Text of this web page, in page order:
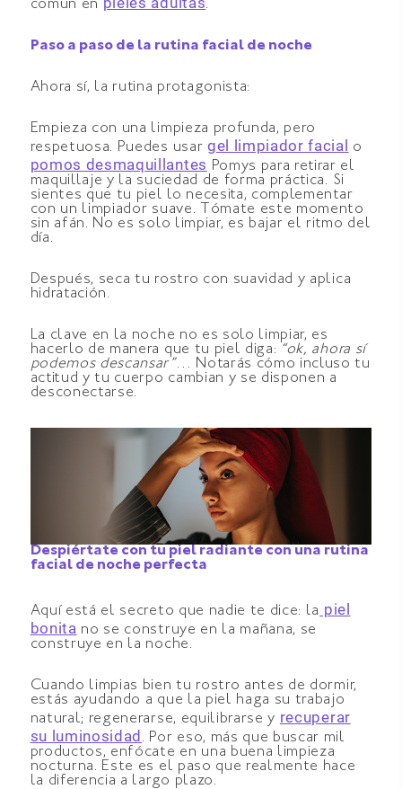
común en .
Paso a paso de la rutina facial de noche
Ahora sí, la rutina protagonista:
Empieza con una limpieza profunda, pero
respetuosa. Puedes usar gel limpiador facial o
pomos desmaquillantes Pomys para retirar el
maquillaje y la suciedad de forma práctica. Si
sientes que tu piel lo necesita, complementar
con un limpiador suave. Tómate este momento
sin afán. No es solo limpiar, es bajar el ritmo del
día.
Después, seca tu rostro con suavidad y aplica
hidratación.
La clave en la noche no es solo limpiar, es
hacerlo de manera que tu piel diga: “ok, ahora sí
podemos descansar”… Notarás cómo incluso tu
actitud y tu cuerpo cambian y se disponen a
desconectarse.
Despiértate con tu piel radiante con una rutina
facial de noche perfecta
Aquí está el secreto que nadie te dice: la piel
bonita no se construye en la mañana, se
construye en la noche.
Cuando limpias bien tu rostro antes de dormir,
estás ayudando a que la piel haga su trabajo
natural; regenerarse, equilibrarse y recuperar
su luminosidad . Por eso, más que buscar mil
productos, enfócate en una buena limpieza
nocturna. Este es el paso que realmente hace
la diferencia a largo plazo.